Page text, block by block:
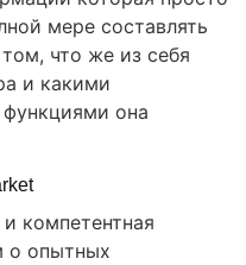
мере составлять
что же из себя
и какими
она
компетентная
о опытных